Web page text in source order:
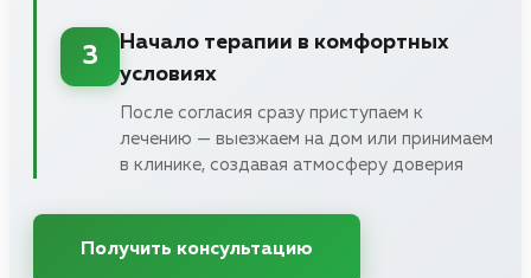
3
Начало терапии в комфортных
условиях
После согласия сразу приступаем к
лечению — выезжаем на дом или принимаем
в клинике, создавая атмосферу доверия
Получить консультацию